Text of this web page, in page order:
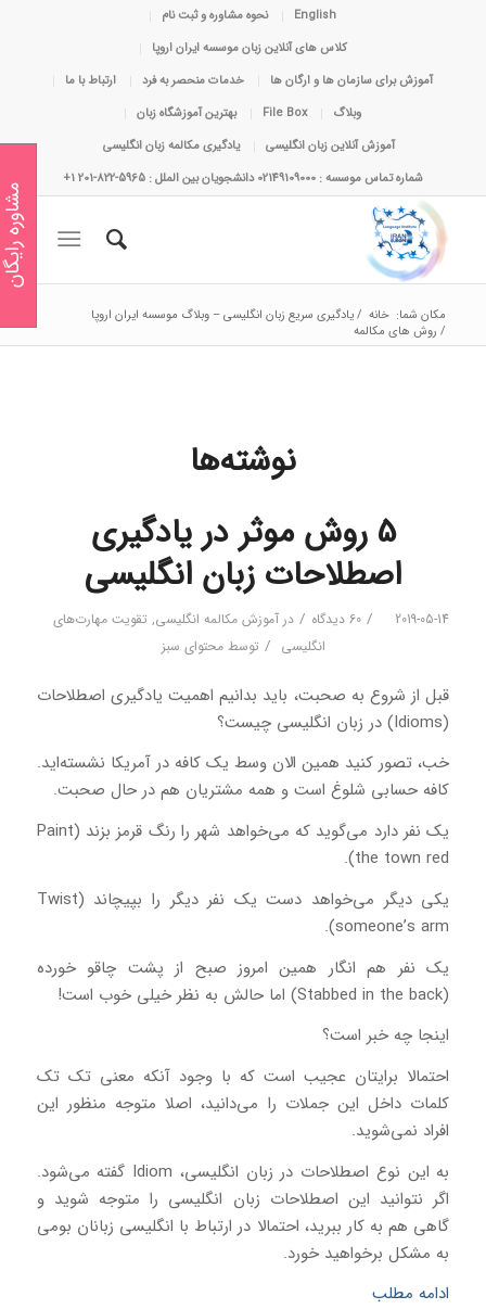
English
نحوه مشاوره و ثبت نام
کلاس های آنلاین زبان موسسه ایران اروپا
آموزش برای سازمان ها و ارگان ها
خدمات منحصر به فرد
ارتباط با ما
وبلاگ
File Box
بهترین آموزشگاه زبان
آموزش آنلاین زبان انگلیسی
یادگیری مکالمه زبان انگلیسی
شماره تماس موسسه : 02149109000 دانشجویان بین الملل : 5965-822-201 1+
مکان شما: خانه / یادگیری سریع زبان انگلیسی – وبلاگ موسسه ایران اروپا
/ روش های مکالمه
نوشته‌ها
5 روش موثر در یادگیری
اصطلاحات زبان انگلیسی
2019-05-14
/ 60 دیدگاه / در آموزش مکالمه انگلیسی, تقویت مهارت‌های
انگلیسی / توسطمحتوای سبز
قبل از شروع به صحبت، باید بدانیم اهمیت یادگیری اصطلاحات
(Idioms) در زبان انگلیسی چیست؟
خب، تصور کنید همین الان وسط یک کافه در آمریکا نشسته‌اید.
کافه حسابی شلوغ است و همه مشتریان هم در حال صحبت.
یک نفر دارد می‌گوید که می‌خواهد شهر را رنگ قرمز بزند (Paint
the town red).
یکی دیگر می‌خواهد دست یک نفر دیگر را بپیچاند (Twist
someone’s arm).
یک نفر هم انگار همین امروز صبح از پشت چاقو خورده
(Stabbed in the back) اما حالش به نظر خیلی خوب است!
اینجا چه خبر است؟
احتمالا برایتان عجیب است که با وجود آنکه معنی تک تک
کلمات داخل این جملات را می‌دانید، اصلا متوجه منظور این
افراد نمی‌شوید.
به این نوع اصطلاحات در زبان انگلیسی، Idiom گفته می‌شود.
اگر نتوانید این اصطلاحات زبان انگلیسی را متوجه شوید و
گاهی هم به کار ببرید، احتمالا در ارتباط با انگلیسی زبانان بومی
به مشکل برخواهید خورد.
ادامه مطلب